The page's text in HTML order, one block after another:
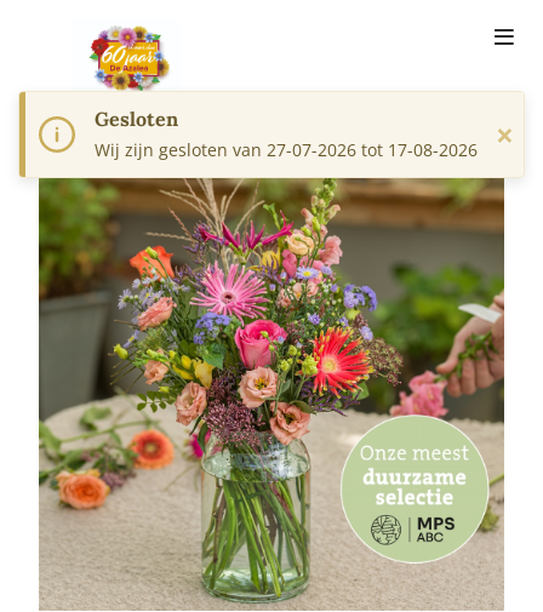
Gesloten
Wij zijn gesloten van 27-07-2026 tot 17-08-2026 ×